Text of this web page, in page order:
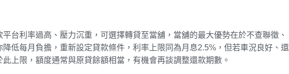
台利率過高、壓力沉重，可選擇轉貸至當舖，當舖的最大優勢在於不查聯徵、
低每月負擔，重新設定貸款條件，利率上限同為月息2.5%，但若車況良好、還
上限，額度通常與原貸餘額相當，有機會再談調整還款期數。